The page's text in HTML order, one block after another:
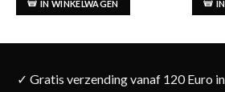
IN WINKELWAGEN
✓ Gratis verzending vanaf 120 Euro